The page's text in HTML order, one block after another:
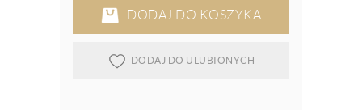
DODAJ DO KOSZYKA
DODAJ DO ULUBIONYCH